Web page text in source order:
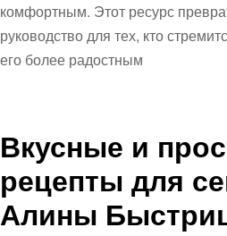
комфортным. Этот ресурс
руководство для тех, кто
его более радостным
Вкусные и
рецепты для
Алины